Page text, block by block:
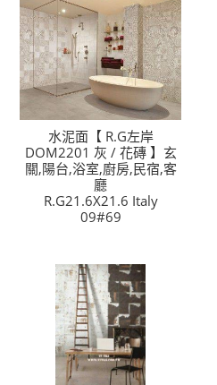
水泥面【 R.G左岸
DOM2201 灰 / 花磚 】玄
關,陽台,浴室,廚房,民宿,客
廳
R.G21.6X21.6 Italy
09#69